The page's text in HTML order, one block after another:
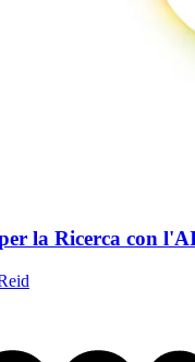
la Ricerca con